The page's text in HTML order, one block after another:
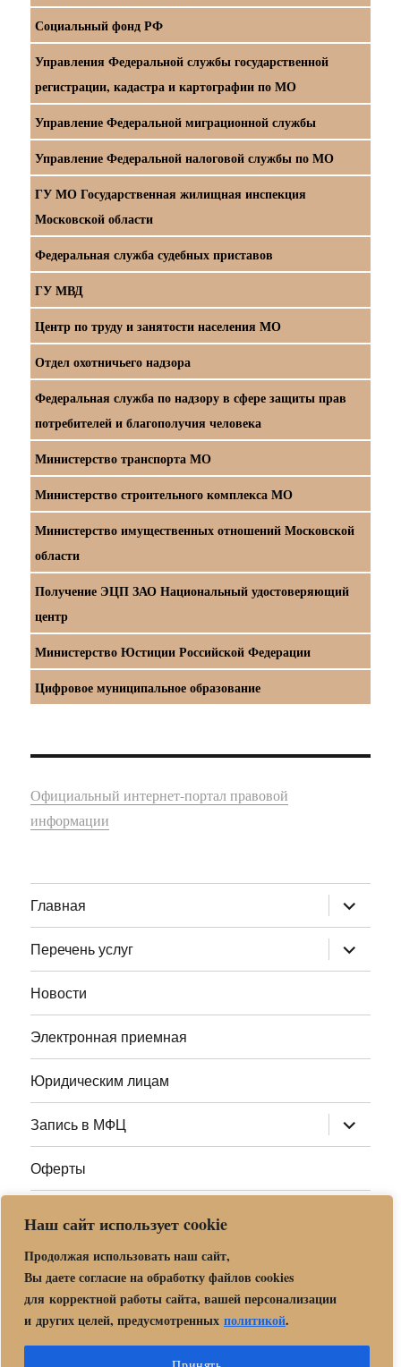
Наш сайт использует cookie
Продолжая использовать наш сайт,
Вы даете согласие на обработку файлов cookies
для корректной работы сайта, вашей персонализации
и других целей, предусмотренных политикой.
Социальный фонд РФ
Управления Федеральной службы государственной
регистрации, кадастра и картографии по МО
Управление Федеральной миграционной службы
Управление Федеральной налоговой службы по МО
ГУ МО Государственная жилищная инспекция
Московской области
Федеральная служба судебных приставов
ГУ МВД
Центр по труду и занятости населения МО
Отдел охотничьего надзора
Федеральная служба по надзору в сфере защиты прав
потребителей и благополучия человека
Министерство транспорта МО
Министерство строительного комплекса МО
Министерство имущественных отношений Московской
области
Получение ЭЦП ЗАО Национальный удостоверяющий
центр
Министерство Юстиции Российской Федерации
Цифровое муниципальное образование
Официальный интернет-портал правовой
информации
Главная раскрыть
дочернее
меню
Перечень услуг
раскрыть
дочернее
меню
Новости
Электронная приемная
Юридическим лицам
Запись в МФЦ раскрыть
дочернее
меню
Оферты
Адреса МФЦ МО
документы» в г. о. Орехово-Зуево
Политика обработки и защиты персональных данных в «МБУ